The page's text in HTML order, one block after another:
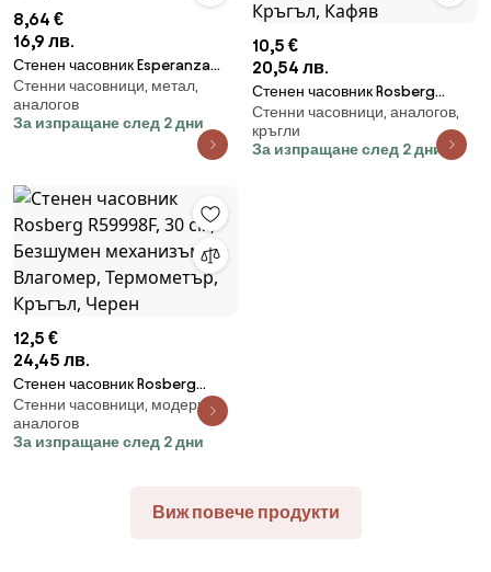
8,64 €
16,9 лв.
Стенен часовник Esperanza
ZURICH, 25 cm, Кварц, Бял
Стенни часовници, метал,
аналогов
За изпращане след 2 дни
10,5 €
20,54 лв.
Стенен часовник Rosberg
R59998D, 28.3 см, Безшумен
механизъм, Кръгъл, Кафяв
Стенни часовници, аналогов,
кръгли
За изпращане след 2 дни
12,5 €
24,45 лв.
Стенен часовник Rosberg
R59998F, 30 см, Безшумен
механизъм, Влагомер,
Термометър, Кръгъл, Черен
Стенни часовници, модерни,
аналогов
За изпращане след 2 дни
Виж повече продукти